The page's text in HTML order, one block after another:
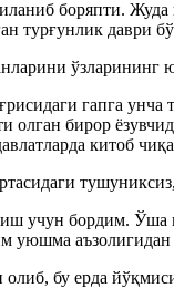
боряпти. Жуда
турғунлик даври
гапга
олган бирор
китоб
учун бордим. Ўша
уюшма
бу ерда